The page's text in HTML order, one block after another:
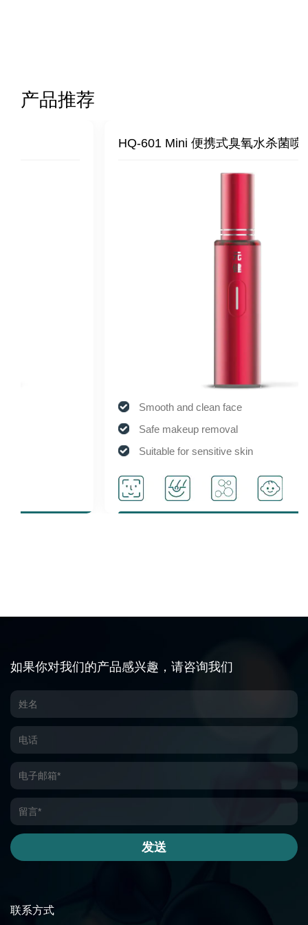
产品推荐
HQ-601 Mini 便携式臭氧水杀菌喷雾器
Smooth and clean face
Safe makeup removal
Suitable for sensitive skin
Activate cell activity
如果你对我们的产品感兴趣，请咨询我们
发送
联系方式